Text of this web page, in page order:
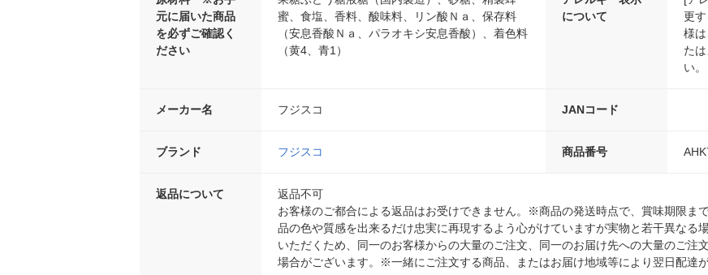
元に届いた商品
を必ずご確認く
ださい
蜜、食塩、香料、酸味料、リン酸Ｎａ、保存料
（安息香酸Ｎａ、パラオキシ安息香酸）、着色料
（黄4、青1）
について
更
様
た
い。
メーカー名 フジスコ JANコード
ブランド フジスコ 商品番号
返品について
返品不可
お客様のご都合による返品はお受けできません。※商品の発送時点で、賞味期限ま
品の色や質感を出来るだけ忠実に再現するよう心がけていますが実物と若干異なる
いただくため、同一のお客様からの大量のご注文、同一のお届け先への大量のご注
場合がございます。※一緒にご注文する商品、またはお届け地域等により翌日配達